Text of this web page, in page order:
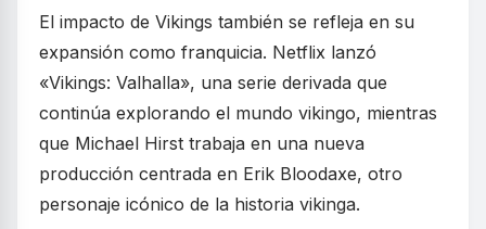
El impacto de Vikings también se refleja en su
expansión como franquicia. Netflix lanzó
«Vikings: Valhalla», una serie derivada que
continúa explorando el mundo vikingo, mientras
que Michael Hirst trabaja en una nueva
producción centrada en Erik Bloodaxe, otro
personaje icónico de la historia vikinga.